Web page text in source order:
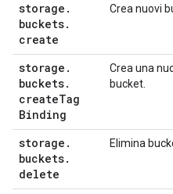
storage .
buckets.
create
Crea nuovi
storage .
buckets.
createTag
Binding
Crea una
bucket.
storage .
buckets.
delete
Elimina